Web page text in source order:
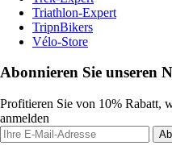
Triathlon-Expert
TripnBikers
Vélo-Store
Abonnieren Sie unseren
Profitieren Sie von 10% Rabatt,
anmelden